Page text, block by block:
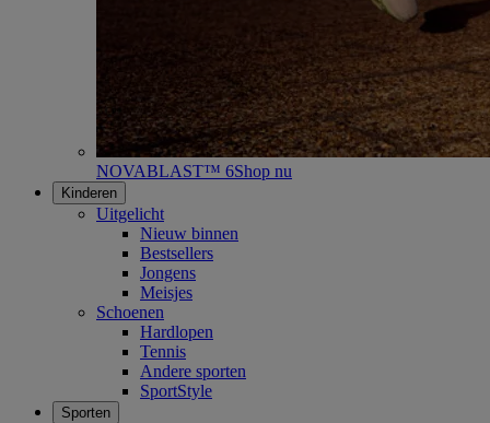
NOVABLAST™ 6Shop nu
Kinderen
Uitgelicht
Nieuw binnen
Bestsellers
Jongens
Meisjes
Schoenen
Hardlopen
Tennis
Andere sporten
SportStyle
Sporten